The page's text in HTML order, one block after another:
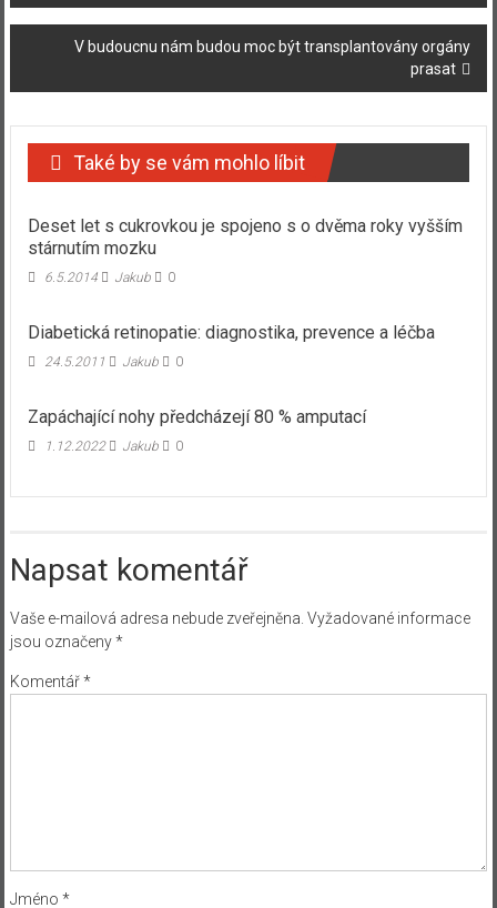
příspěvku
V budoucnu nám budou moc být transplantovány orgány
prasat
Také by se vám mohlo líbit
Deset let s cukrovkou je spojeno s o dvěma roky vyšším
stárnutím mozku
6.5.2014 Jakub 0
Diabetická retinopatie: diagnostika, prevence a léčba
24.5.2011 Jakub 0
Zapáchající nohy předcházejí 80 % amputací
1.12.2022 Jakub 0
Napsat komentář
Vaše e-mailová adresa nebude zveřejněna. Vyžadované informace
jsou označeny*
Komentář*
Jméno *